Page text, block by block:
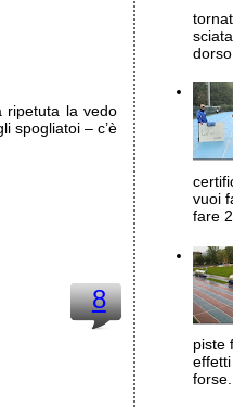
ripetuta la vedo
spogliatoi – c’è
8
dorso
vuoi
fare
piste